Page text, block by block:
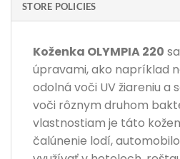
STORE POLICIES
Koženka OLYMPIA 220
úpravami, ako napríklad
odolná voči UV žiareniu a
voči rôznym druhom
vlastnostiam je táto
čalúnenie lodí,